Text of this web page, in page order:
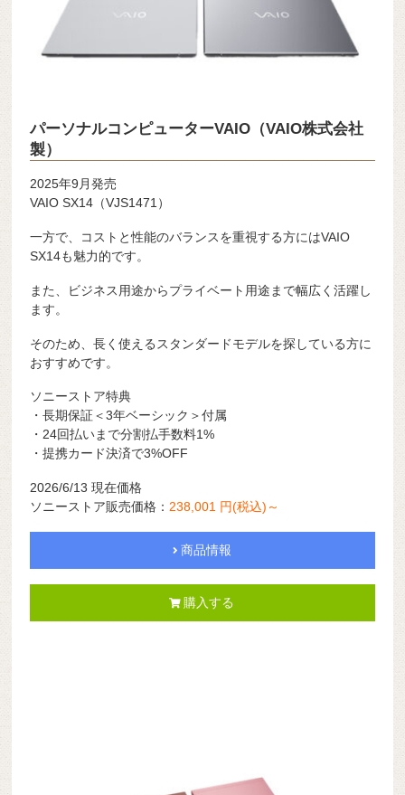
パーソナルコンピューターVAIO（VAIO株式会社
製）
2025年9月発売
VAIO SX14（VJS1471）
一方で、コストと性能のバランスを重視する方にはVAIO
SX14も魅力的です。
また、ビジネス用途からプライベート用途まで幅広く活躍し
ます。
そのため、長く使えるスタンダードモデルを探している方に
おすすめです。
ソニーストア特典
・長期保証＜3年ベーシック＞付属
・24回払いまで分割払手数料1%
・提携カード決済で3%OFF
2026/6/13 現在価格
ソニーストア販売価格：238,001 円(税込)～
商品情報
購入する